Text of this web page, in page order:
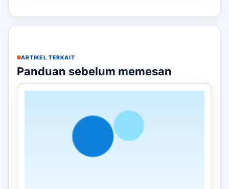
ARTIKEL TERKAIT
Panduan sebelum memesan